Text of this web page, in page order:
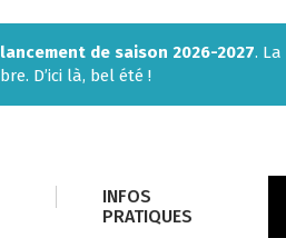
lancement de saison 2026-2027. La
D’ici là, bel été !
INFOS
PRATIQUES